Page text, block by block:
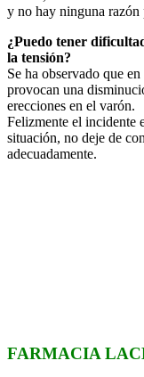
y no hay ninguna razón
¿Puedo tener
la tensión?
Se ha observado que
provocan una
erecciones en el varón.
Felizmente el incidente
situación, no deje de
adecuadamente.
FARMACIA